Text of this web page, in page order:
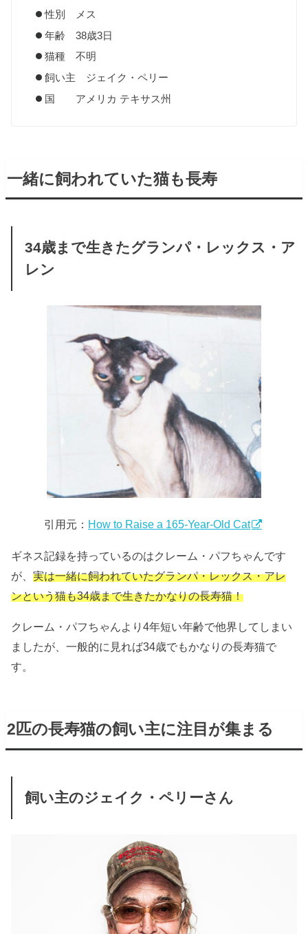
性別 メス
年齢 38歳3日
猫種 不明
飼い主 ジェイク・ペリー
国 アメリカ テキサス州
一緒に飼われていた猫も長寿
34歳まで生きたグランパ・レックス・ア
レン
引用元： How to Raise a 165-Year-Old Cat
ギネス記録を持っているのはクレーム・パフちゃんです
が、実は一緒に飼われていたグランパ・レックス・アレ
ンという猫も34歳まで生きたかなりの長寿猫！
クレーム・パフちゃんより4年短い年齢で他界してしまい
ましたが、一般的に見れば34歳でもかなりの長寿猫で
す。
2匹の長寿猫の飼い主に注目が集まる
飼い主のジェイク・ペリーさん